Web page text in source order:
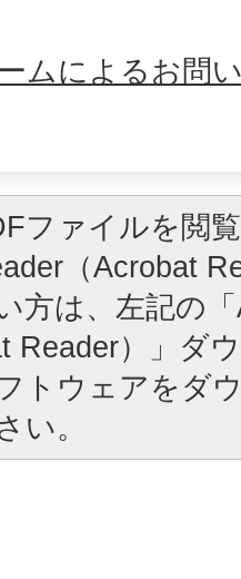
ムによるお問
ファイルを閲
（Acrobat
方は、左記の
Reader）」ダ
トウェアをダ
い。